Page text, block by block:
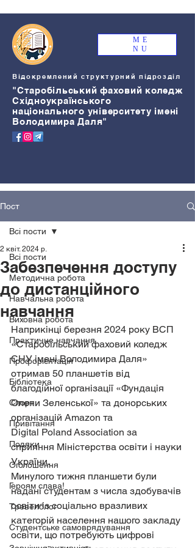
ME
NU
Відокремлений структурний підрозділ
"Старобільський фаховий коледж
Східноукраїнського
національного університету імені
Володимира Даля"
Пост
Всі пости
Методична робота
Навчальна робота
Виховна робота
Практичне навчання
Профорієнтація
Бібліотека
Спорт
Привітання
Подяки
Оголошення
Героям слава!
Тревелблог
Студентське самоврядування
Всі пости
Забезпечення доступу
до дистанційного
навчання
2 квіт. 2024 р.
Наприкінці березня 2024 року ВСП
«Старобільський фаховий коледж
СНУ імені Володимира Даля»
отримав 50 планшетів від
благодійної організації «Фундація
Олени Зеленської» та донорських
організацій Amazon та
Digital Poland Association за
сприяння Міністерства освіти і науки
України.
Минулого тижня планшети були
надані студентам з числа здобувачів
освіти із соціально вразливих
категорій населення нашого закладу
освіти, що потребують цифрові